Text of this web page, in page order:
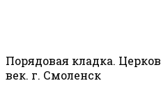
Порядовая кладка.
век. г. Смоленск